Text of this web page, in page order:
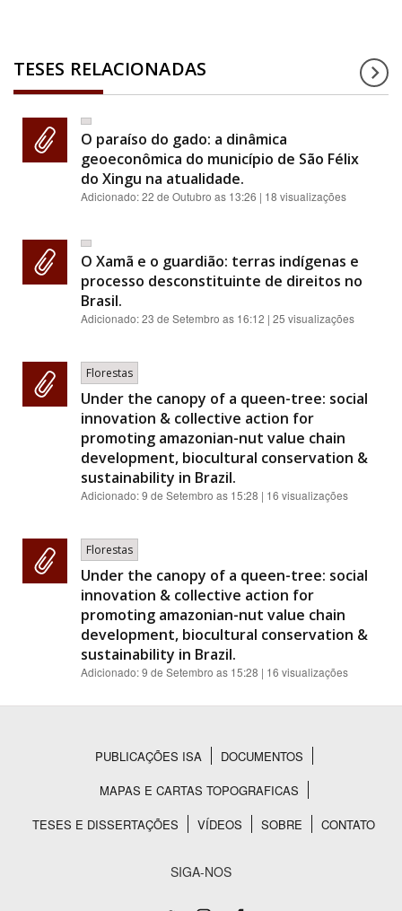
TESES RELACIONADAS
O paraíso do gado: a dinâmica
geoeconômica do município de São Félix
do Xingu na atualidade.
Adicionado:22 de Outubro as 13:26 | 18 visualizações
O Xamã e o guardião: terras indígenas e
processo desconstituinte de direitos no
Brasil.
Adicionado:23 de Setembro as 16:12 | 25 visualizações
Florestas
Under the canopy of a queen-tree: social
innovation & collective action for
promoting amazonian-nut value chain
development, biocultural conservation &
sustainability in Brazil.
Adicionado:9 de Setembro as 15:28 | 16 visualizações
Florestas
Under the canopy of a queen-tree: social
innovation & collective action for
promoting amazonian-nut value chain
development, biocultural conservation &
sustainability in Brazil.
Adicionado:9 de Setembro as 15:28 | 16 visualizações
Rodapé
PUBLICAÇÕES ISA
DOCUMENTOS
MAPAS E CARTAS TOPOGRAFICAS
TESES E DISSERTAÇÕES
VÍDEOS SOBRE CONTATO
SIGA-NOS